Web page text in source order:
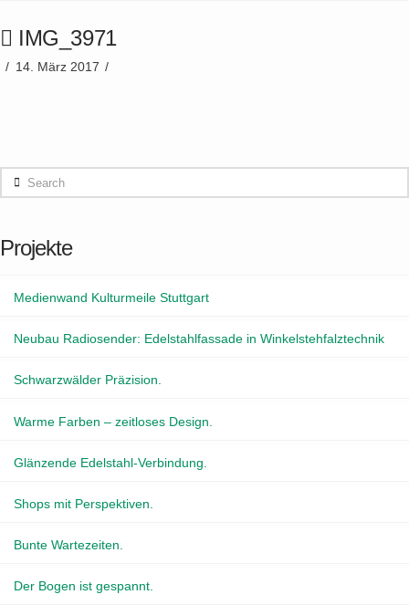
IMG_3971
14. März 2017
Search
Projekte
Medienwand Kulturmeile Stuttgart
Neubau Radiosender: Edelstahlfassade in Winkelstehfalztechnik
Schwarzwälder Präzision.
Warme Farben – zeitloses Design.
Glänzende Edelstahl-Verbindung.
Shops mit Perspektiven.
Bunte Wartezeiten.
Der Bogen ist gespannt.